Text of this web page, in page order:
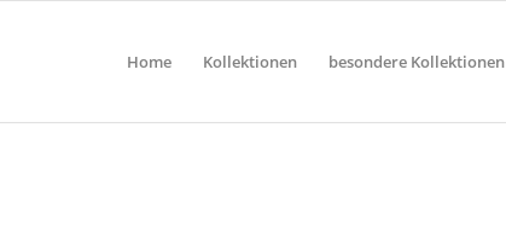
Home Kollektionen besondere Kollektionen